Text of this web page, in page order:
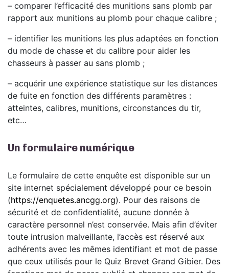
– comparer l’efficacité des munitions sans plomb par
rapport aux munitions au plomb pour chaque calibre ;
– identifier les munitions les plus adaptées en fonction
du mode de chasse et du calibre pour aider les
chasseurs à passer au sans plomb ;
– acquérir une expérience statistique sur les distances
de fuite en fonction des différents paramètres :
atteintes, calibres, munitions, circonstances du tir,
etc…
Un formulaire numérique
Le formulaire de cette enquête est disponible sur un
site internet spécialement développé pour ce besoin
(https://enquetes.ancgg.org). Pour des raisons de
sécurité et de confidentialité, aucune donnée à
caractère personnel n’est conservée. Mais afin d’éviter
toute intrusion malveillante, l’accès est réservé aux
adhérents avec les mêmes identifiant et mot de passe
que ceux utilisés pour le Quiz Brevet Grand Gibier. Des